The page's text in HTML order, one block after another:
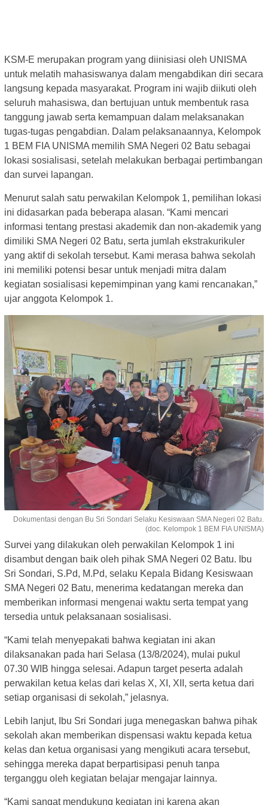
KSM-E merupakan program yang diinisiasi oleh UNISMA
untuk melatih mahasiswanya dalam mengabdikan diri secara
langsung kepada masyarakat. Program ini wajib diikuti oleh
seluruh mahasiswa, dan bertujuan untuk membentuk rasa
tanggung jawab serta kemampuan dalam melaksanakan
tugas-tugas pengabdian. Dalam pelaksanaannya, Kelompok
1 BEM FIA UNISMA memilih SMA Negeri 02 Batu sebagai
lokasi sosialisasi, setelah melakukan berbagai pertimbangan
dan survei lapangan.
Menurut salah satu perwakilan Kelompok 1, pemilihan lokasi
ini didasarkan pada beberapa alasan. “Kami mencari
informasi tentang prestasi akademik dan non-akademik yang
dimiliki SMA Negeri 02 Batu, serta jumlah ekstrakurikuler
yang aktif di sekolah tersebut. Kami merasa bahwa sekolah
ini memiliki potensi besar untuk menjadi mitra dalam
kegiatan sosialisasi kepemimpinan yang kami rencanakan,”
ujar anggota Kelompok 1.
Dokumentasi dengan Bu Sri Sondari Selaku Kesiswaan SMA Negeri 02 Batu.
(doc. Kelompok 1 BEM FIA UNISMA)
Survei yang dilakukan oleh perwakilan Kelompok 1 ini
disambut dengan baik oleh pihak SMA Negeri 02 Batu. Ibu
Sri Sondari, S.Pd, M.Pd, selaku Kepala Bidang Kesiswaan
SMA Negeri 02 Batu, menerima kedatangan mereka dan
memberikan informasi mengenai waktu serta tempat yang
tersedia untuk pelaksanaan sosialisasi.
“Kami telah menyepakati bahwa kegiatan ini akan
dilaksanakan pada hari Selasa (13/8/2024), mulai pukul
07.30 WIB hingga selesai. Adapun target peserta adalah
perwakilan ketua kelas dari kelas X, XI, XII, serta ketua dari
setiap organisasi di sekolah,” jelasnya.
Lebih lanjut, Ibu Sri Sondari juga menegaskan bahwa pihak
sekolah akan memberikan dispensasi waktu kepada ketua
kelas dan ketua organisasi yang mengikuti acara tersebut,
sehingga mereka dapat berpartisipasi penuh tanpa
terganggu oleh kegiatan belajar mengajar lainnya.
“Kami sangat mendukung kegiatan ini karena akan